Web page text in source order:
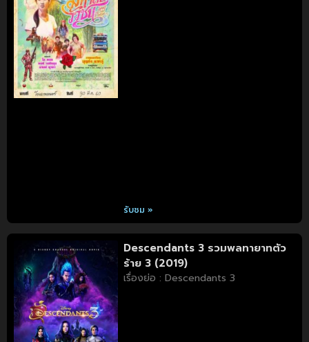
รับชม »
Descendants 3 รวมพลทายาทตัว
ร้าย 3 (2019)
เรื่องย่อ : Descendants 3